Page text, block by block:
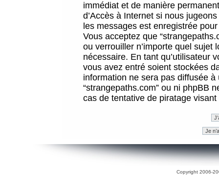
immédiat et de manière
d’Accès à Internet si nous
les messages est enregistrée
Vous acceptez que
ou verrouiller n’importe quel sujet
nécessaire. En tant qu’utilisateur
vous avez entré soient stockées
information ne sera pas diffusée
“strangepaths.com” ou ni phpBB
cas de tentative de piratage
Copyright 2006-